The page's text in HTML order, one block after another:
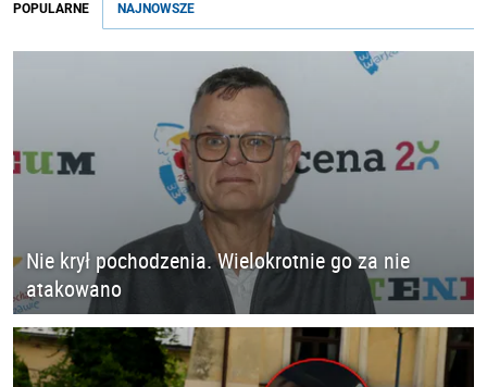
POPULARNE NAJNOWSZE
Nie krył pochodzenia. Wielokrotnie go za nie
atakowano